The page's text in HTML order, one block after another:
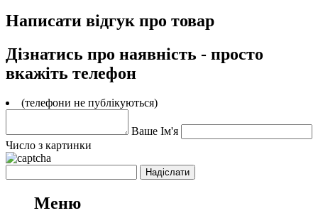
Написати відгук про товар
Дізнатись про наявність - просто
вкажіть телефон
(телефони не публікуються)
Ваше Ім'я
Число з картинки
Меню